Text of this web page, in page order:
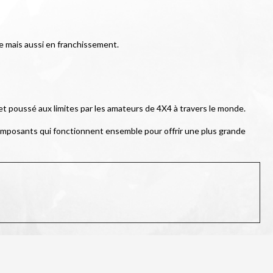
mais aussi en franchissement.
poussé aux limites par les amateurs de 4X4 à travers le monde.
qui fonctionnent ensemble pour offrir une plus grande